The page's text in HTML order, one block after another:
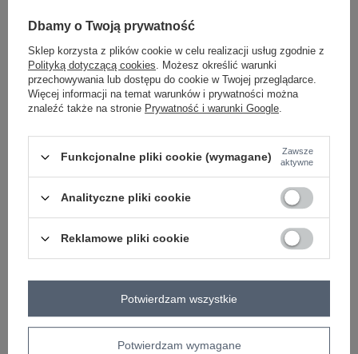
S/M 5906694060281
L/XL 5906694060304 - +
M/L 5906694060298 - +
Zobacz wszystkie kolory (+12)
ZALOGUJ SIĘ I ZOBACZ CENĘ
Masz pytanie? Chętnie pomożemy.
Zadzwoń+48 601 547 740 Zadaj pytanie
Dbamy o Twoją prywatność
Sklep korzysta z plików cookie w celu realizacji usług zgodnie z
Polityką dotyczącą cookies. Możesz określić warunki
przechowywania lub dostępu do cookie w Twojej przeglądarce.
Więcej informacji na temat warunków i prywatności można
znaleźć także na stronie Prywatność i warunki Google.
Funkcjonalne pliki cookie (wymagane)
Zawsze
aktywne
Analityczne pliki cookie
Reklamowe pliki cookie
Potwierdzam wymagane
Potwierdzam wszystkie